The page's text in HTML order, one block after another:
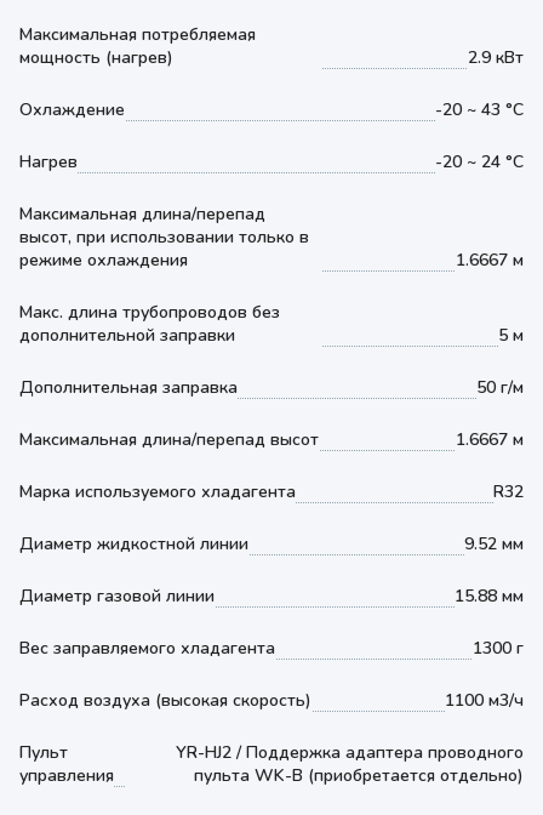
Максимальная потребляемая
мощность (нагрев)
2.9 кВт
Охлаждение -20 ~ 43 °С
Нагрев -20 ~ 24 °С
Максимальная длина/перепад
высот, при использовании только в
режиме охлаждения
1.6667 м
Макс. длина трубопроводов без
дополнительной заправки
5 м
Дополнительная заправка 50 г/м
Максимальная длина/перепад высот 1.6667 м
Марка используемого хладагента R32
Диаметр жидкостной линии 9.52 мм
Диаметр газовой линии 15.88 мм
Вес заправляемого хладагента 1300 г
Расход воздуха (высокая скорость) 1100 м3/ч
Пульт
управления
YR-HJ2 / Поддержка адаптера проводного
пульта WK-B (приобретается отдельно)